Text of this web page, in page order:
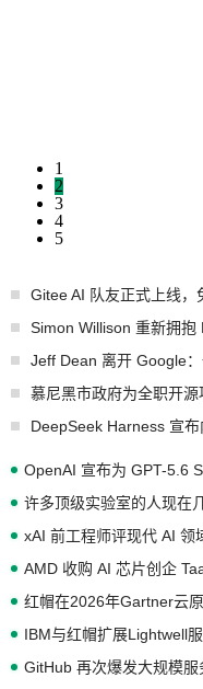
1
2
3
4
5
Gitee AI 队友正式上线
Simon Willison 重新拥抱
Jeff Dean 离开 Google
慕尼黑市政府为全职开
OpenAI 宣布为 GPT-5.6
许多顶级实验室的人现在
xAI 前工程师评现代 AI 领
红帽在2026年Gartner云
GitHub 再次爆发大规模服